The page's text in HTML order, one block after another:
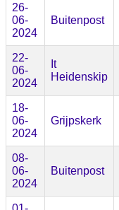
26-
06-
2024
Buitenpost
22-
06-
2024
It
Heidenskip
18-
06-
2024
Grijpskerk
08-
06-
2024
Buitenpost